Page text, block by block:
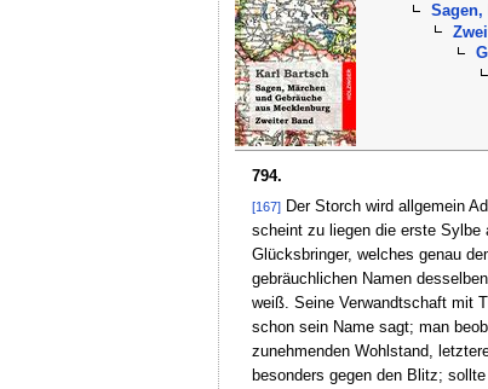
Sagen,
794.
[167]Der Storch wird allgemein
scheint zu liegen die erste Sylbe
Glücksbringer, welches genau
gebräuchlichen Namen
weiß. Seine Verwandtschaft mit
schon sein Name sagt; man
zunehmenden Wohlstand,
besonders gegen den Blitz;